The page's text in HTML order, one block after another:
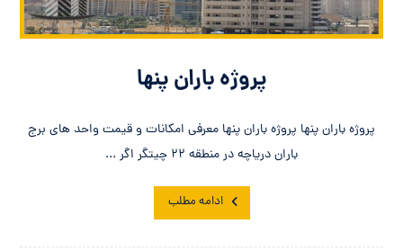
پروژه باران پنها
پروژه باران پنها پروژه باران پنها معرفی امکانات و قیمت واحد های برج
باران دریاچه در منطقه ۲۲ چیتگر اگر ...
ادامه مطلب